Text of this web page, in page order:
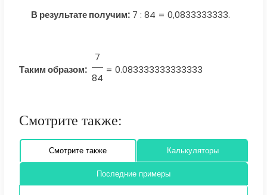
В результате получим:7 : 84 = 0,0833333333.
Таким образом:
7
84
= 0.083333333333333
Смотрите также:
Смотрите также Калькуляторы
Последние примеры